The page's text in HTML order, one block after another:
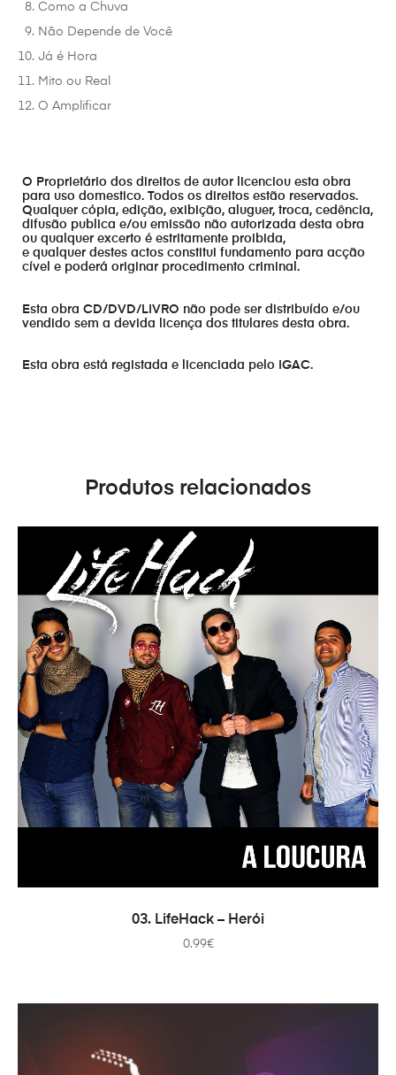
Como a Chuva
Não Depende de Você
Já é Hora
Mito ou Real
O Amplificar
O Proprietário dos direitos de autor licenciou esta obra
para uso domestico. Todos os direitos estão reservados.
Qualquer cópia, edição, exibição, aluguer, troca, cedência,
difusão publica e/ou emissão não autorizada desta obra
ou qualquer excerto é estritamente proibida,
e qualquer destes actos constitui fundamento para acção
cível e poderá originar procedimento criminal.
Esta obra CD/DVD/LIVRO não pode ser distribuído e/ou
vendido sem a devida licença dos titulares desta obra.
Esta obra está registada e licenciada pelo IGAC.
Produtos relacionados
COMPRAR
03. LifeHack – Herói
0.99€